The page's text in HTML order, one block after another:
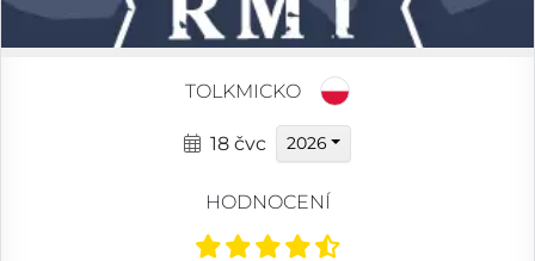
TOLKMICKO
18 čvc 2026
HODNOCENÍ